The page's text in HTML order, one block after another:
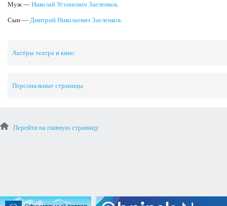
Муж — Николай Устинович Заеленков.
Сын — Дмитрий Николаевич Заеленков.
Актёры театра и кино
Персональные страницы
Перейти на главную страницу